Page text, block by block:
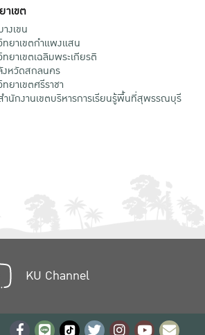
าเขต
างเขน
ทยาเขตกําแพงแสน
ทยาเขตเฉลิมพระเกียรติ
งหวัดสกลนคร
ทยาเขตศรีราชา
ำนักงานเขตบริหารการเรียนรู้พื้นที่สุพรรณบุรี
KU Channel